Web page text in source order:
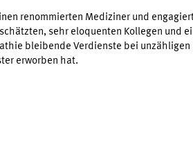
renommierten Mediziner und
sehr eloquenten Kollegen und
bleibende Verdienste bei unzähligen
erworben hat.